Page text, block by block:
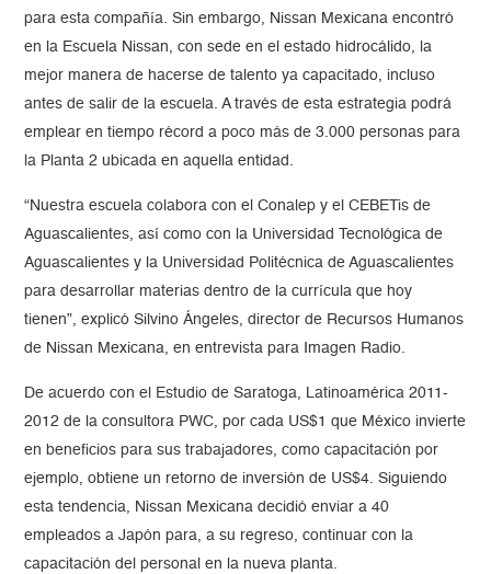
para esta compañía. Sin embargo, Nissan Mexicana encontró
en la Escuela Nissan, con sede en el estado hidrocálido, la
mejor manera de hacerse de talento ya capacitado, incluso
antes de salir de la escuela. A través de esta estrategia podrá
emplear en tiempo récord a poco más de 3.000 personas para
la Planta 2 ubicada en aquella entidad.
“Nuestra escuela colabora con el Conalep y el CEBETis de
Aguascalientes, así como con la Universidad Tecnológica de
Aguascalientes y la Universidad Politécnica de Aguascalientes
para desarrollar materias dentro de la currícula que hoy
tienen”, explicó Silvino Ángeles, director de Recursos Humanos
de Nissan Mexicana, en entrevista para Imagen Radio.
De acuerdo con el Estudio de Saratoga, Latinoamérica 2011-
2012 de la consultora PWC, por cada US$1 que México invierte
en beneficios para sus trabajadores, como capacitación por
ejemplo, obtiene un retorno de inversión de US$4. Siguiendo
esta tendencia, Nissan Mexicana decidió enviar a 40
empleados a Japón para, a su regreso, continuar con la
capacitación del personal en la nueva planta.